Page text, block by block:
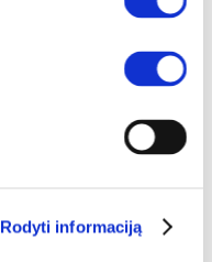
Rodyti informaciją